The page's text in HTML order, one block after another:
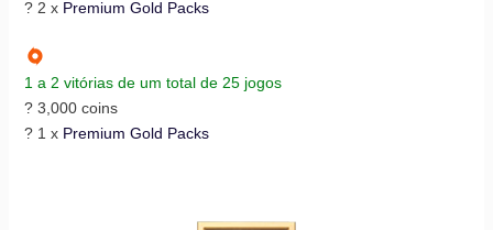
? 2 x Premium Gold Packs
1 a 2 vitórias de um total de 25 jogos
? 3,000 coins
? 1 x Premium Gold Packs